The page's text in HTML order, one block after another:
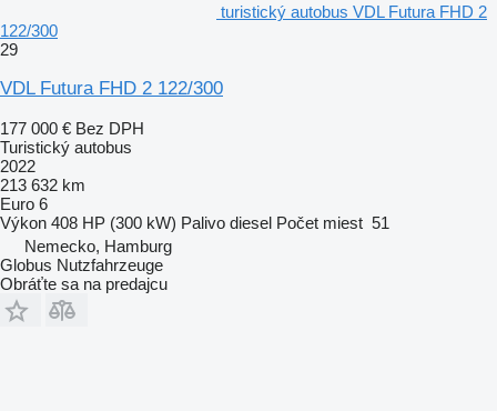
turistický autobus VDL Futura FHD 2
122/300
29
VDL Futura FHD 2 122/300
177 000 € Bez DPH
Turistický autobus
2022
213 632 km
Euro 6
Výkon 408 HP (300 kW) Palivo diesel Počet miest 51
Nemecko, Hamburg
Globus Nutzfahrzeuge
Obráťte sa na predajcu